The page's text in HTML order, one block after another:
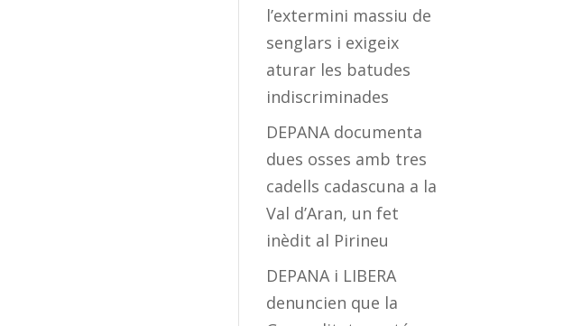
l’extermini massiu de
senglars i exigeix
aturar les batudes
indiscriminades
DEPANA documenta
dues osses amb tres
cadells cadascuna a la
Val d’Aran, un fet
inèdit al Pirineu
DEPANA i LIBERA
denuncien que la